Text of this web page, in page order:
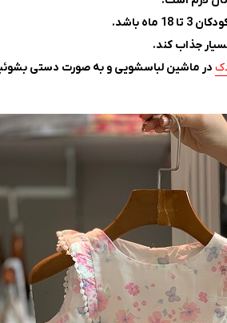
باشد.
جذاب کند.
در ماشین لباسشویی و به صورت دستی